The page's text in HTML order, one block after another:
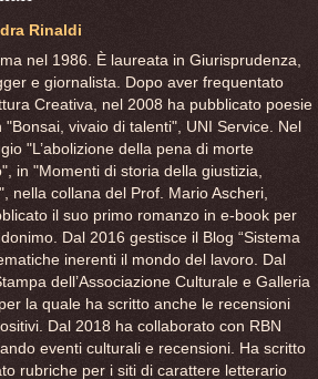
Rinaldi
nel 1986. È laureata in Giurisprudenza,
e giornalista. Dopo aver frequentato
Creativa, nel 2008 ha pubblicato poesie
"Bonsai, vivaio di talenti", UNI Service. Nel
"L’abolizione della pena di morte
in "Momenti di storia della giustizia,
nella collana del Prof. Mario Ascheri,
il suo primo romanzo in e-book per
Dal 2016 gestisce il Blog “Sistema
inerenti il mondo del lavoro. Dal
dell’Associazione Culturale e Galleria
la quale ha scritto anche le recensioni
Dal 2018 ha collaborato con RBN
eventi culturali e recensioni. Ha scritto
rubriche per i siti di carattere letterario